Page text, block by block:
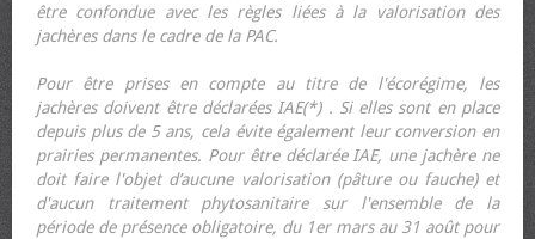
être confondue avec les règles liées à la valorisation des
jachères dans le cadre de la PAC.
Pour être prises en compte au titre de l'écorégime, les
jachères doivent être déclarées IAE(*) . Si elles sont en place
depuis plus de 5 ans, cela évite également leur conversion en
prairies permanentes. Pour être déclarée IAE, une jachère ne
doit faire l'objet d’aucune valorisation (pâture ou fauche) et
d'aucun traitement phytosanitaire sur l'ensemble de la
période de présence obligatoire, du 1er mars au 31 août pour